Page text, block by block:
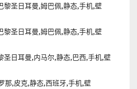
黎圣日耳曼,姆巴佩,静态,手机,壁
黎圣日耳曼,姆巴佩,静态,手机,壁
圣日耳曼,内马尔,静态,巴西,手机,壁
那,皮克,静态,西班牙,手机,壁